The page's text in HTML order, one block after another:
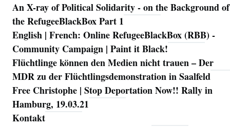
Navigation
An X-ray of Political Solidarity - on the Background of
the RefugeeBlackBox Part 1
English | French: Online RefugeeBlackBox (RBB) -
Community Campaign | Paint it Black!
Flüchtlinge können den Medien nicht trauen – Der
MDR zu der Flüchtlingsdemonstration in Saalfeld
Free Christophe | Stop Deportation Now!! Rally in
Hamburg, 19.03.21
Kontakt